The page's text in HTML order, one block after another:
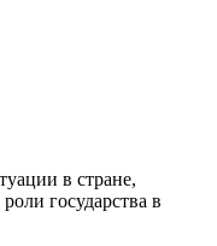
в стране,
государства в